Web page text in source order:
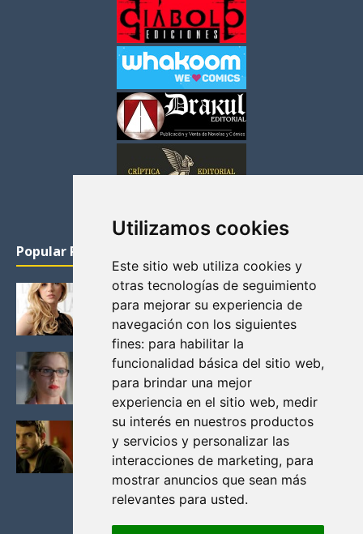
Utilizamos cookies
Este sitio web utiliza cookies y
otras tecnologías de seguimiento
para mejorar su experiencia de
navegación con los siguientes
fines: para habilitar la
funcionalidad básica del sitio web,
para brindar una mejor
experiencia en el sitio web, medir
su interés en nuestros productos
y servicios y personalizar las
interacciones de marketing, para
mostrar anuncios que sean más
relevantes para usted.
Popular Posts
KATHERYN WINNICK: LA ACTRIZ MAS GUAPA DE
VIKINGOS
Junio 14, 2013
FELICITY (EMILY BETT RICKARDS), LAS FOTOS
MAS BONITAS DE LA ALIADA DE ARROW
Noviembre 30, 2013
BLACK MIRROR: TODA TU HISTORIA. EPISODIO 3.
LA CRITICA
Mayo 17, 2012